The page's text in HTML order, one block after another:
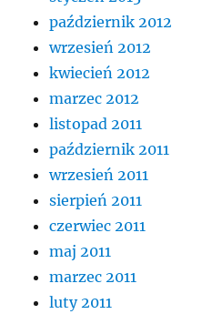
październik 2012
wrzesień 2012
kwiecień 2012
marzec 2012
listopad 2011
październik 2011
wrzesień 2011
sierpień 2011
czerwiec 2011
maj 2011
marzec 2011
luty 2011